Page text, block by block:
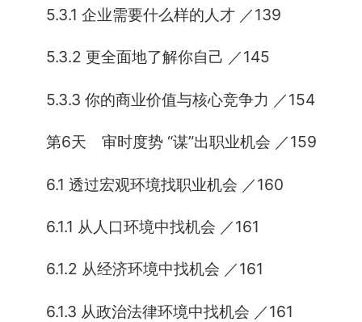
5.3.1 企业需要什么样的人才 ／139
5.3.2 更全面地了解你自己 ／145
5.3.3 你的商业价值与核心竞争力 ／154
第6天 审时度势 “谋”出职业机会 ／159
6.1 透过宏观环境找职业机会 ／160
6.1.1 从人口环境中找机会 ／161
6.1.2 从经济环境中找机会 ／161
6.1.3 从政治法律环境中找机会 ／161